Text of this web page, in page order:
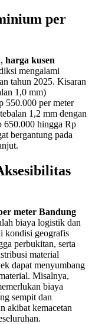
per
harga kusen
mengalami
tahun 2025. Kisaran
1,0 mm)
550.000 per meter
1,2 mm dengan
650.000 hingga Rp
bergantung pada
meter Bandung
biaya logistik dan
kondisi geografis
perbukitan, serta
material
dapat menyumbang
Misalnya,
biaya
sempit dan
akibat kemacetan